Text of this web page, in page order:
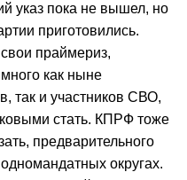
указ пока не вышел, но
приготовились.
праймериз,
как ныне
так и участников СВО,
стать. КПРФ тоже
предварительного
округах.